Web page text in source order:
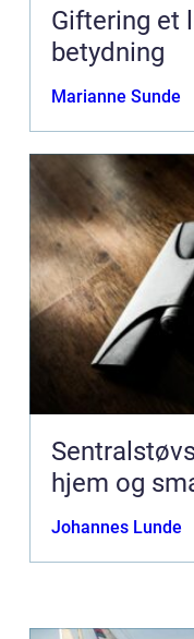
Giftering et lite smykke med stor
betydning
Marianne Sunde
hjem og
Johannes Lunde